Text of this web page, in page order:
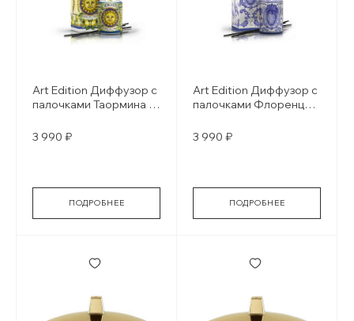
Art Edition Диффузор с
палочками Таормина /
3 990 ₽
ПОДРОБНЕЕ
Art Edition Диффузор с
палочками Флоренция
3 990 ₽
ПОДРОБНЕЕ